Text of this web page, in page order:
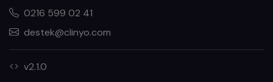
0216 599 02 41
destek@clinyo.com
v2.1.0